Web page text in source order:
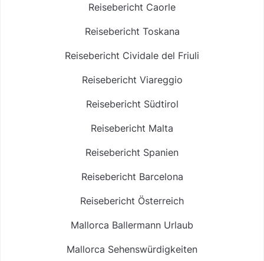
Reisebericht Caorle
Reisebericht Toskana
Reisebericht Cividale del Friuli
Reisebericht Viareggio
Reisebericht Südtirol
Reisebericht Malta
Reisebericht Spanien
Reisebericht Barcelona
Reisebericht Österreich
Mallorca Ballermann Urlaub
Mallorca Sehenswürdigkeiten